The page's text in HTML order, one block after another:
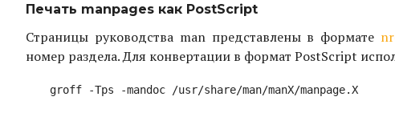
Печать manpages как PostScript
Страницы руководства man представлены в формате
номер раздела. Для конвертации в формат PostScript